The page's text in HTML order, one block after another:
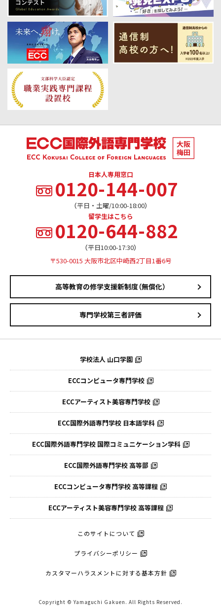
日本人専用窓口
0120-144-007
（平日・土曜/10:00-18:00）
留学生はこちら
0120-644-882
（平日10:00-17:30）
〒530-0015 大阪市北区中崎西2丁目1番6号
高等教育の修学支援新制度（無償化）
専門学校第三者評価
学校法人 山口学園
ECCコンピュータ専門学校
ECCアーティスト美容専門学校
ECC国際外語専門学校 日本語学科
ECC国際外語専門学校 国際コミュニケーション学科
ECC国際外語専門学校 高等部
ECCコンピュータ専門学校 高等課程
ECCアーティスト美容専門学校 高等課程
このサイトについて
プライバシーポリシー
カスタマーハラスメントに対する基本方針
Copyright © Yamaguchi Gakuen. All Rights Reserved.